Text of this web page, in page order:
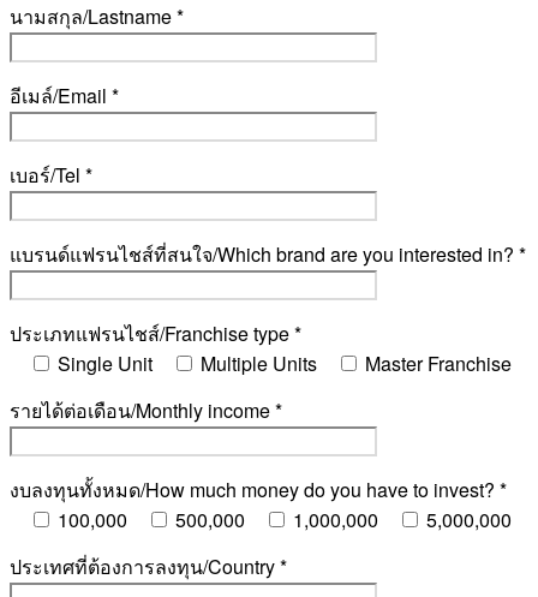
นามสกุล/Lastname *
อีเมล์/Email *
เบอร์/Tel *
แบรนด์แฟรนไชส์ที่สนใจ/Which brand are you interested in? *
ประเภทแฟรนไชส์/Franchise type *
Single Unit
Multiple Units
Master Franchise
รายได้ต่อเดือน/Monthly income *
งบลงทุนทั้งหมด/How much money do you have to invest? *
100,000
500,000 1,000,000
5,000,000
ประเทศที่ต้องการลงทุน/Country *